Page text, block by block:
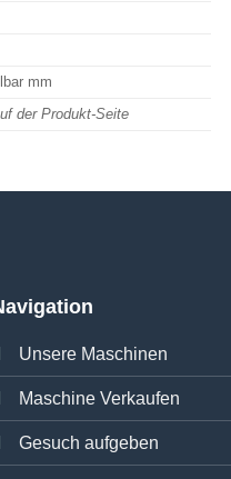
mm
der Produkt-Seite
Unsere Maschinen
Maschine Verkaufen
Gesuch aufgeben